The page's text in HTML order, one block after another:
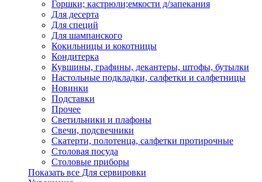
Горшки; кастрюли;емкости д/запекания
Для десерта
Для специй
Для шампанского
Кокильницы и кокотницы
Кондитерка
Кувшины, графины, декантеры, штофы, бутылки
Настольные подкладки, салфетки и салфетницы
Новинки
Подставки
Прочее
Светильники и плафоны
Свечи, подсвечники
Скатерти, полотенца, салфетки протирочные
Столовая посуда
Столовые приборы
Показать все Для сервировки